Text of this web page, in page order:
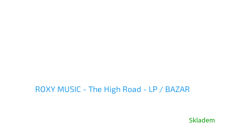
ROXY MUSIC - The High Road - LP / BAZAR
Skladem